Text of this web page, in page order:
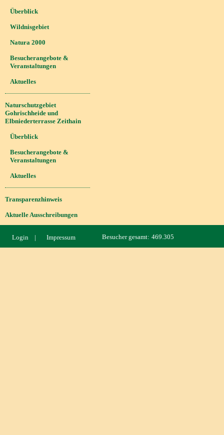
Überblick
Wildnisgebiet
Natura 2000
Besucherangebote &
Veranstaltungen
Aktuelles
Naturschutzgebiet
Gohrischheide und
Elbniederterrasse Zeithain
Überblick
Besucherangebote &
Veranstaltungen
Aktuelles
Transparenzhinweis
Aktuelle Ausschreibungen
Login | Impressum Besucher gesamt: 469.305